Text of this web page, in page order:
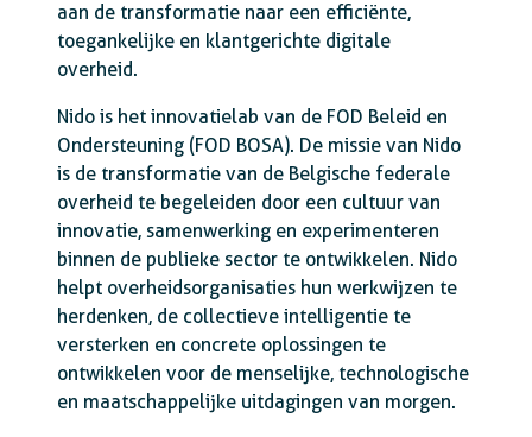
aan de transformatie naar een efficiënte,
toegankelijke en klantgerichte digitale
overheid.
Nido is het innovatielab van de FOD Beleid en
Ondersteuning (FOD BOSA). De missie van Nido
is de transformatie van de Belgische federale
overheid te begeleiden door een cultuur van
innovatie, samenwerking en experimenteren
binnen de publieke sector te ontwikkelen. Nido
helpt overheidsorganisaties hun werkwijzen te
herdenken, de collectieve intelligentie te
versterken en concrete oplossingen te
ontwikkelen voor de menselijke, technologische
en maatschappelijke uitdagingen van morgen.